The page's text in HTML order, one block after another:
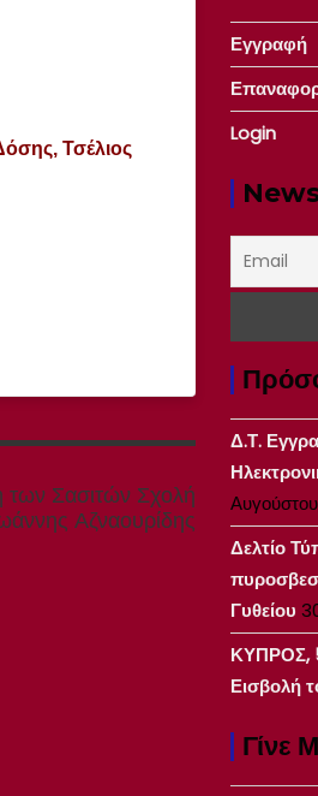
Τσέλιος
των Σασιτών Σχολή
Αζναουρίδης
Εγγραφή
Login
Δ.Τ.
Δελτίο
Γυθείου
ΚΥΠΡΟΣ,
Εισβολή
Γίνε